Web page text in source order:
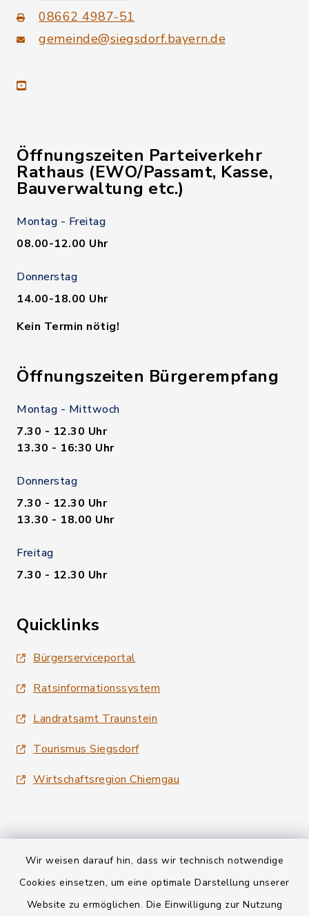
Wir weisen darauf hin, dass wir technisch notwendige
Cookies einsetzen, um eine optimale Darstellung unserer
Website zu ermöglichen. Die Einwilligung zur Nutzung
08662 4987-51
gemeinde@siegsdorf.bayern.de
youtube
Öffnungszeiten Parteiverkehr
Rathaus (EWO/Passamt, Kasse,
Bauverwaltung etc.)
Montag - Freitag
08.00-12.00 Uhr
Donnerstag
14.00-18.00 Uhr
Kein Termin nötig!
Öffnungszeiten Bürgerempfang
Montag - Mittwoch
7.30 - 12.30 Uhr
13.30 - 16:30 Uhr
Donnerstag
7.30 - 12.30 Uhr
13.30 - 18.00 Uhr
Freitag
7.30 - 12.30 Uhr
Quicklinks
Bürgerserviceportal
Ratsinformationssystem
Landratsamt Traunstein
Tourismus Siegsdorf
Wirtschaftsregion Chiemgau
Kontakt